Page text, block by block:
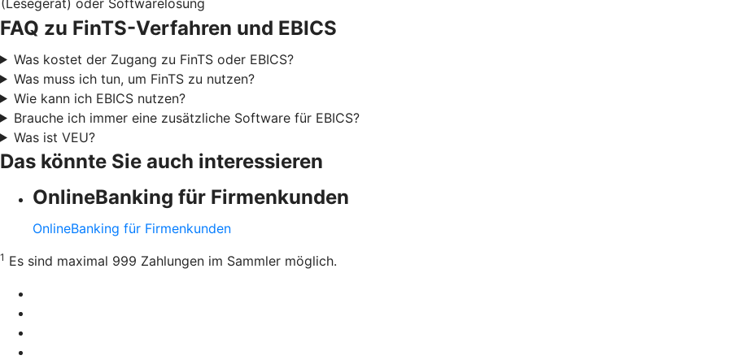
FAQ zu FinTS-Verfahren und EBICS
Was kostet der Zugang zu FinTS oder EBICS?
Was muss ich tun, um FinTS zu nutzen?
Wie kann ich EBICS nutzen?
Brauche ich immer eine zusätzliche Software für EBICS?
Was ist VEU?
Das könnte Sie auch interessieren
OnlineBanking für Firmenkunden
OnlineBanking für Firmenkunden
1 Es sind maximal 999 Zahlungen im Sammler möglich.